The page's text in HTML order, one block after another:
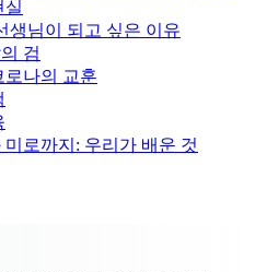
실
생님이 되고 싶은 이유
검
로나의 교훈
로까지: 우리가 배운 것